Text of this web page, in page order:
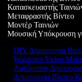
Κατασκευαστής
Μεταφραστής Βίντεο
Μοντέρ Ταινιών
Μουσική Υπόκρουση
DIY Δημιουργία
Windows Video
Αυτόματος
Δημιουργία Βίντεο